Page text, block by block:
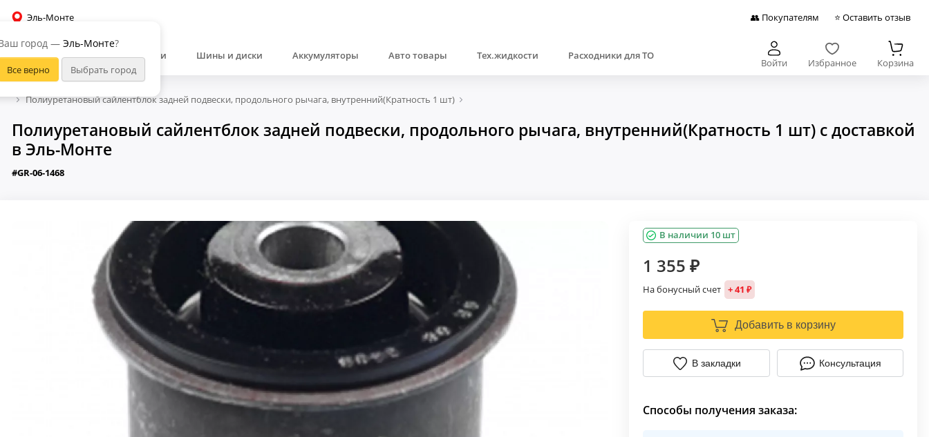
Эль-Монте
город — Эль-Монте?
👥 Покупателям ⭐ Оставить отзыв
Автозапчасти Шины и диски Аккумуляторы Авто товары Тех.жидкости Расходники для ТО
Войти Избранное Корзина
Полиуретановый сайлентблок задней подвески, продольного рычага, внутренний(Кратность 1 шт)
Полиуретановый сайлентблок задней подвески, продольного рычага, внутренний(Кратность 1 шт) с доставкой
в Эль-Монте
#GR-06-1468
В наличии 10 шт
1 355 ₽
На бонусный счет + 41 ₽
Добавить в корзину
В закладки Консультация
Способы получения заказа: